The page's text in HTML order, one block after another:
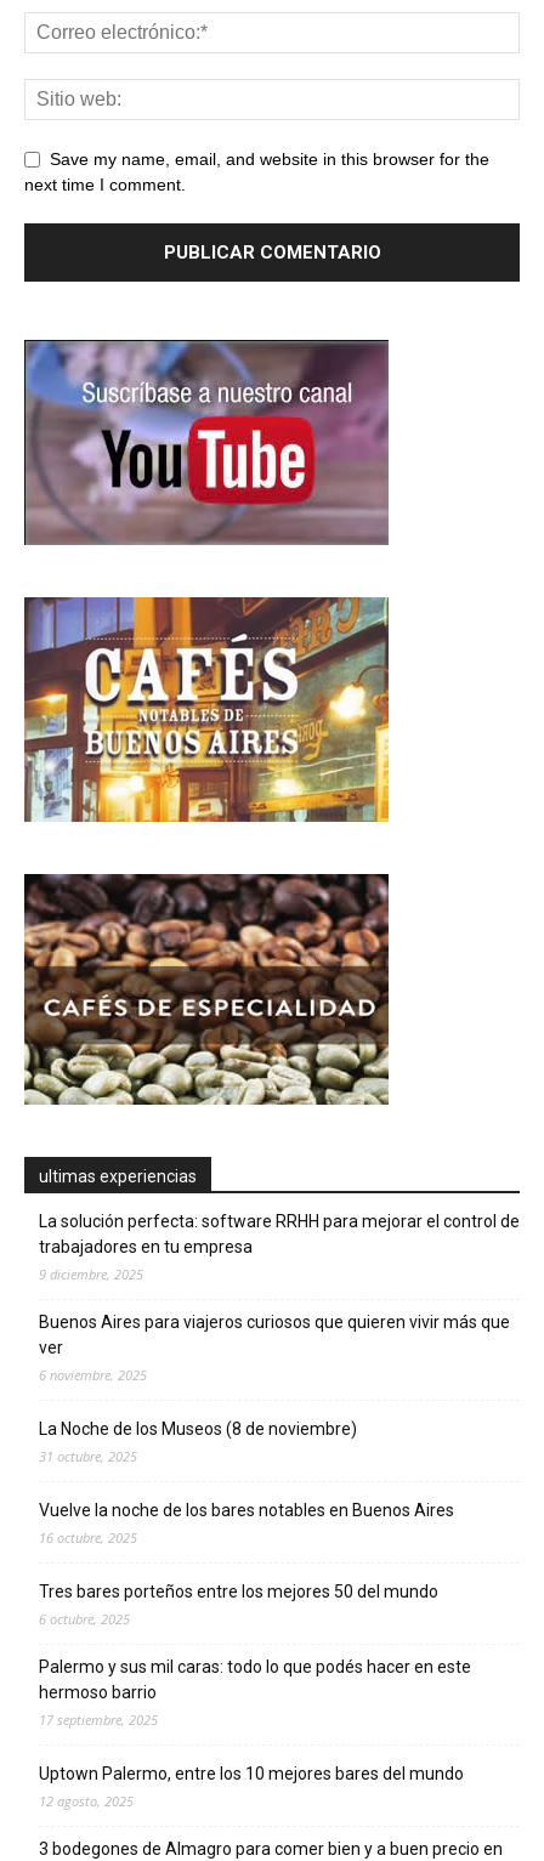
Save my name, email, and website in this browser for the
next time I comment.
ultimas experiencias
La solución perfecta: software RRHH para mejorar el control de
trabajadores en tu empresa
9 diciembre, 2025
Buenos Aires para viajeros curiosos que quieren vivir más que
ver
6 noviembre, 2025
La Noche de los Museos (8 de noviembre)
31 octubre, 2025
Vuelve la noche de los bares notables en Buenos Aires
16 octubre, 2025
Tres bares porteños entre los mejores 50 del mundo
6 octubre, 2025
Palermo y sus mil caras: todo lo que podés hacer en este
hermoso barrio
17 septiembre, 2025
Uptown Palermo, entre los 10 mejores bares del mundo
12 agosto, 2025
3 bodegones de Almagro para comer bien y a buen precio en